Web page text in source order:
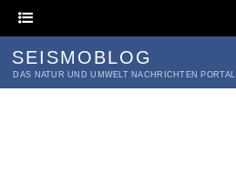
SEISMOBLOG
DAS NATUR UND UMWELT NACHRICHTEN PORTAL